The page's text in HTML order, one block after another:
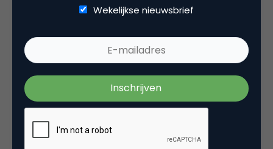
Menno Bangma
Categorie
Wekelijkse nieuwsbrief